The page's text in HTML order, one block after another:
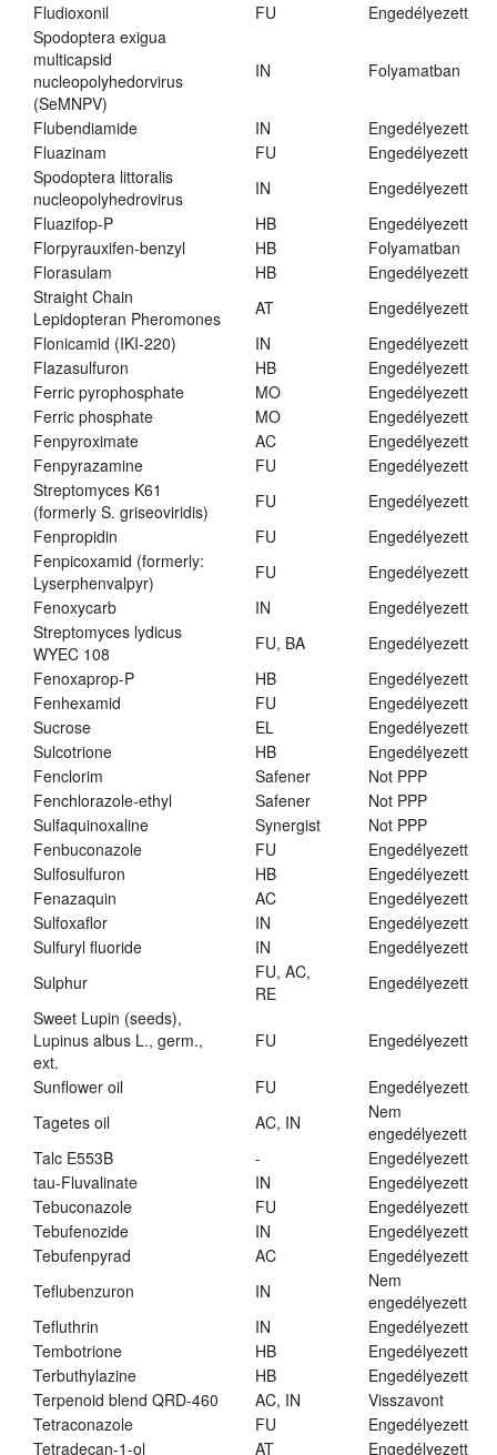
Fludioxonil FU
Engedélyezett
Spodoptera exigua
multicapsid
nucleopolyhedorvirus
(SeMNPV)
IN Folyamatban
Flubendiamide IN
Engedélyezett
Fluazinam
FU
Engedélyezett
Spodoptera littoralis
nucleopolyhedrovirus
IN
Engedélyezett
Fluazifop-P
HB
Engedélyezett
Florpyrauxifen-benzyl
HB
Folyamatban
Florasulam
HB
Engedélyezett
Straight Chain
Lepidopteran Pheromones
AT
Engedélyezett
Flonicamid (IKI-220)
IN
Engedélyezett
Flazasulfuron
HB
Engedélyezett
Ferric pyrophosphate
MO
Engedélyezett
Ferric phosphate
MO
Engedélyezett
Fenpyroximate
AC
Engedélyezett
Fenpyrazamine
FU
Engedélyezett
Streptomyces K61
(formerly S. griseoviridis)
FU
Engedélyezett
Fenpropidin
FU
Engedélyezett
Fenpicoxamid (formerly:
Lyserphenvalpyr)
FU
Engedélyezett
Fenoxycarb
IN
Engedélyezett
Streptomyces lydicus
WYEC 108
FU, BA
Engedélyezett
Fenoxaprop-P
HB
Engedélyezett
Fenhexamid
FU
Engedélyezett
Sucrose
EL
Engedélyezett
Sulcotrione
HB
Engedélyezett
Fenclorim
Safener
Not PPP
Fenchlorazole-ethyl
Safener
Not PPP
Sulfaquinoxaline
Synergist
Not PPP
Fenbuconazole
FU
Engedélyezett
Sulfosulfuron
HB
Engedélyezett
Fenazaquin
AC
Engedélyezett
Sulfoxaflor
IN
Engedélyezett
Sulfuryl fluoride
IN
Engedélyezett
Sulphur
FU, AC,
RE
Engedélyezett
Sweet Lupin (seeds),
Lupinus albus L., germ.,
ext.
FU Engedélyezett
Sunflower oil FU
Engedélyezett
Tagetes oil
AC, IN
Nem
engedélyezett
Talc E553B
-
Engedélyezett
tau-Fluvalinate
IN
Engedélyezett
Tebuconazole
FU
Engedélyezett
Tebufenozide
IN
Engedélyezett
Tebufenpyrad
AC
Engedélyezett
Teflubenzuron
IN
Nem
engedélyezett
Tefluthrin
IN
Engedélyezett
Tembotrione
HB
Engedélyezett
Terbuthylazine
HB
Engedélyezett
Terpenoid blend QRD-460
AC, IN
Visszavont
Tetraconazole
FU
Engedélyezett
Tetradecan-1-ol
AT Engedélyezett